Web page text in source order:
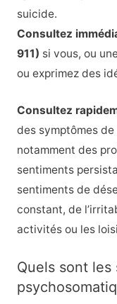
suicide.
Consultez
911) si vous, ou
ou exprimez des
Consultez
des symptômes
notamment des
sentiments
sentiments de
constant, de
activités ou les
Quels sont les